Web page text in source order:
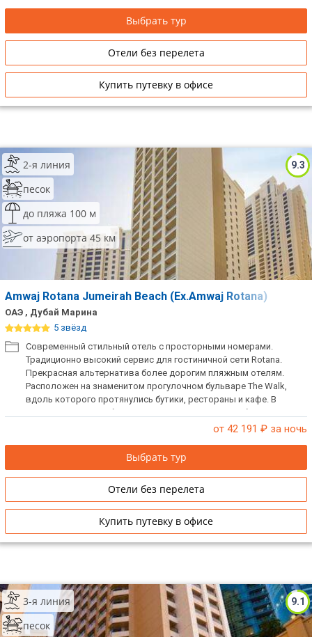
гавань Dubai Marina или на город. Все номера оснащены
системой «Умный дом», управляемой с iPad.
Выбрать тур
Отели без перелета
Купить путевку в офисе
9.3
2-я линия
песок
до пляжа 100 м
от аэропорта 45 км
Amwaj Rotana Jumeirah Beach (Ex.Amwaj Rotana)
ОАЭ , Дубай Марина
5 звёзд
Современный стильный отель с просторными номерами.
Традиционно высокий сервис для гостиничной сети Rotana.
Прекрасная альтернатива более дорогим пляжным отелям.
Расположен на знаменитом прогулочном бульваре The Walk,
вдоль которого протянулись бутики, рестораны и кафе. В
непосредственной близости от отеля находится общественный
пляж Jumeirah Beach Residence. Отдыхающие с детьми по
дорогу от отеля, идеально подходящий для пикника. Есть
русскоговорящий персонал. При заселении берется депозит.
от 42 191 ₽ за ночь
Выбрать тур
Отели без перелета
Купить путевку в офисе
9.1
3-я линия
песок